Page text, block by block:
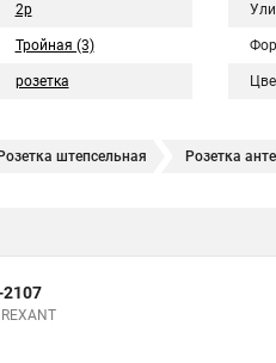
2p
Тройная (3)
розетка
Розетка штепсельная Розетка